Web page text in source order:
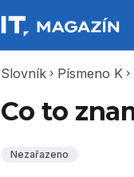
Slovník chevron_right Písmeno K chevron_right
Co to
Nezařazeno